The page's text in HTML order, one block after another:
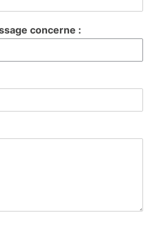
concerne :